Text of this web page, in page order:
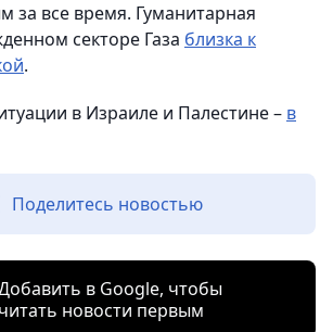
за все время. Гуманитарная
секторе Газа близка к
.
в Израиле и Палестине – в
Поделитесь новостью
в Google, чтобы
читать новости первым